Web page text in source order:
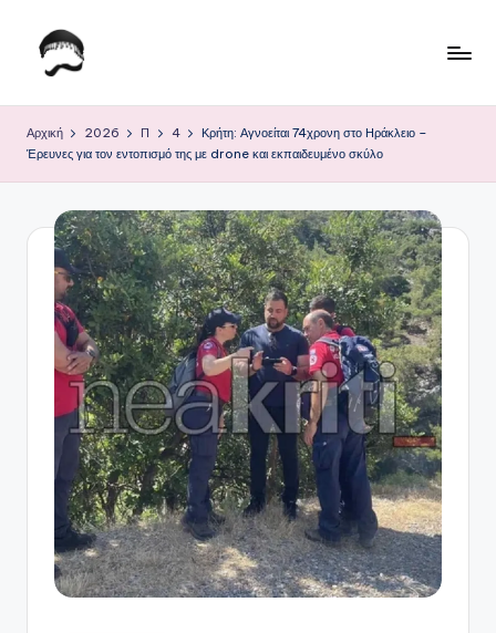
Μετάβαση
ο
Κ
P
o
Αρχική 2026 Π 4
Κρήτη: Αγνοείται 74χρονη στο Ηράκλειο –
Έρευνες για τον εντοπισμό της με drone και εκπαιδευμένο σκύλο